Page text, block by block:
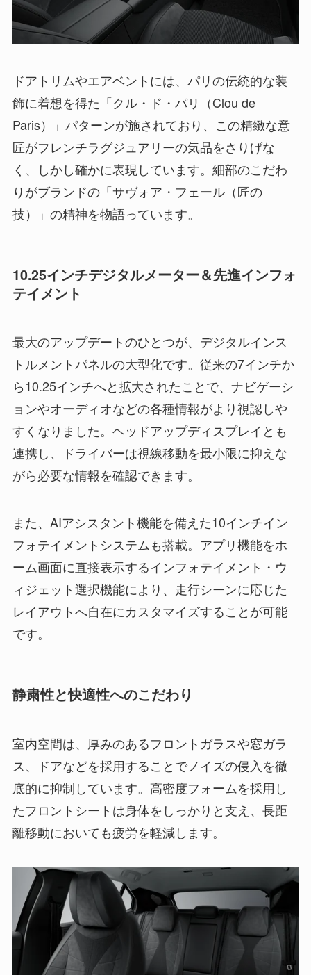
ドアトリムやエアベントには、パリの伝統的な装
飾に着想を得た「クル・ド・パリ（Clou de
Paris）」パターンが施されており、この精緻な意
匠がフレンチラグジュアリーの気品をさりげな
く、しかし確かに表現しています。細部のこだわ
りがブランドの「サヴォア・フェール（匠の
技）」の精神を物語っています。
10.25インチデジタルメーター＆先進インフォ
テイメント
最大のアップデートのひとつが、デジタルインス
トルメントパネルの大型化です。従来の7インチか
ら10.25インチへと拡大されたことで、ナビゲーシ
ョンやオーディオなどの各種情報がより視認しや
すくなりました。ヘッドアップディスプレイとも
連携し、ドライバーは視線移動を最小限に抑えな
がら必要な情報を確認できます。
また、AIアシスタント機能を備えた10インチイン
フォテイメントシステムも搭載。アプリ機能をホ
ーム画面に直接表示するインフォテイメント・ウ
ィジェット選択機能により、走行シーンに応じた
レイアウトへ自在にカスタマイズすることが可能
です。
静粛性と快適性へのこだわり
室内空間は、厚みのあるフロントガラスや窓ガラ
ス、ドアなどを採用することでノイズの侵入を徹
底的に抑制しています。高密度フォームを採用し
たフロントシートは身体をしっかりと支え、長距
離移動においても疲労を軽減します。